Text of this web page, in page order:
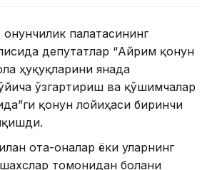
палатасининг
депутатлар “Айрим қонун
ҳуқуқларини янада
ўзгартириш ва қўшимчалар
қонун лойиҳаси биринчи
ота-оналар ёки уларнинг
томонидан болани